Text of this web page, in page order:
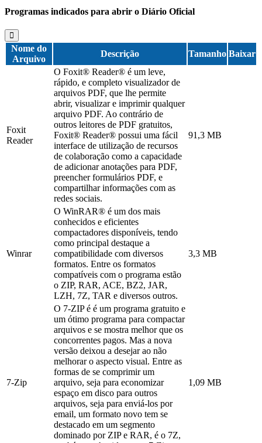
Programas indicados para abrir o Diário Oficial
Nome do
Arquivo
Descrição Tamanho Baixar
Foxit
Reader
O Foxit® Reader® é um leve,
rápido, e completo visualizador de
arquivos PDF, que lhe permite
abrir, visualizar e imprimir qualquer
arquivo PDF. Ao contrário de
outros leitores de PDF gratuitos,
Foxit® Reader® possui uma fácil
interface de utilização de recursos
de colaboração como a capacidade
de adicionar anotações para PDF,
preencher formulários PDF, e
compartilhar informações com as
redes sociais.
91,3 MB
Winrar
O WinRAR® é um dos mais
conhecidos e eficientes
compactadores disponíveis, tendo
como principal destaque a
compatibilidade com diversos
formatos. Entre os formatos
compatíveis com o programa estão
o ZIP, RAR, ACE, BZ2, JAR,
LZH, 7Z, TAR e diversos outros.
3,3 MB
7-Zip
O 7-ZIP é é um programa gratuito e
um ótimo programa para compactar
arquivos e se mostra melhor que os
concorrentes pagos. Mas a nova
versão deixou a desejar ao não
melhorar o aspecto visual. Entre as
formas de se comprimir um
arquivo, seja para economizar
espaço em disco para outros
arquivos, seja para enviá-los por
email, um formato novo tem se
destacado em um segmento
dominado por ZIP e RAR, é o 7Z,
1,09 MB